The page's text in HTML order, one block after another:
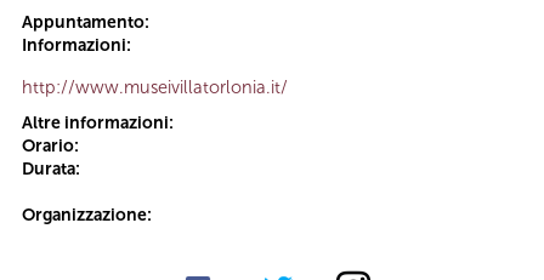
Appuntamento:
Informazioni:
http://www.museivillatorlonia.it/
Altre informazioni:
Orario:
Durata:
Organizzazione: